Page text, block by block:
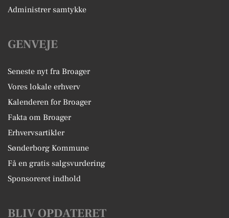
Administrer samtykke
GENVEJE
Seneste nyt fra Broager
Vores lokale erhverv
Kalenderen for Broager
Fakta om Broager
Erhvervsartikler
Sønderborg Kommune
Få en gratis salgsvurdering
Sponsoreret indhold
BLIV OPDATERET